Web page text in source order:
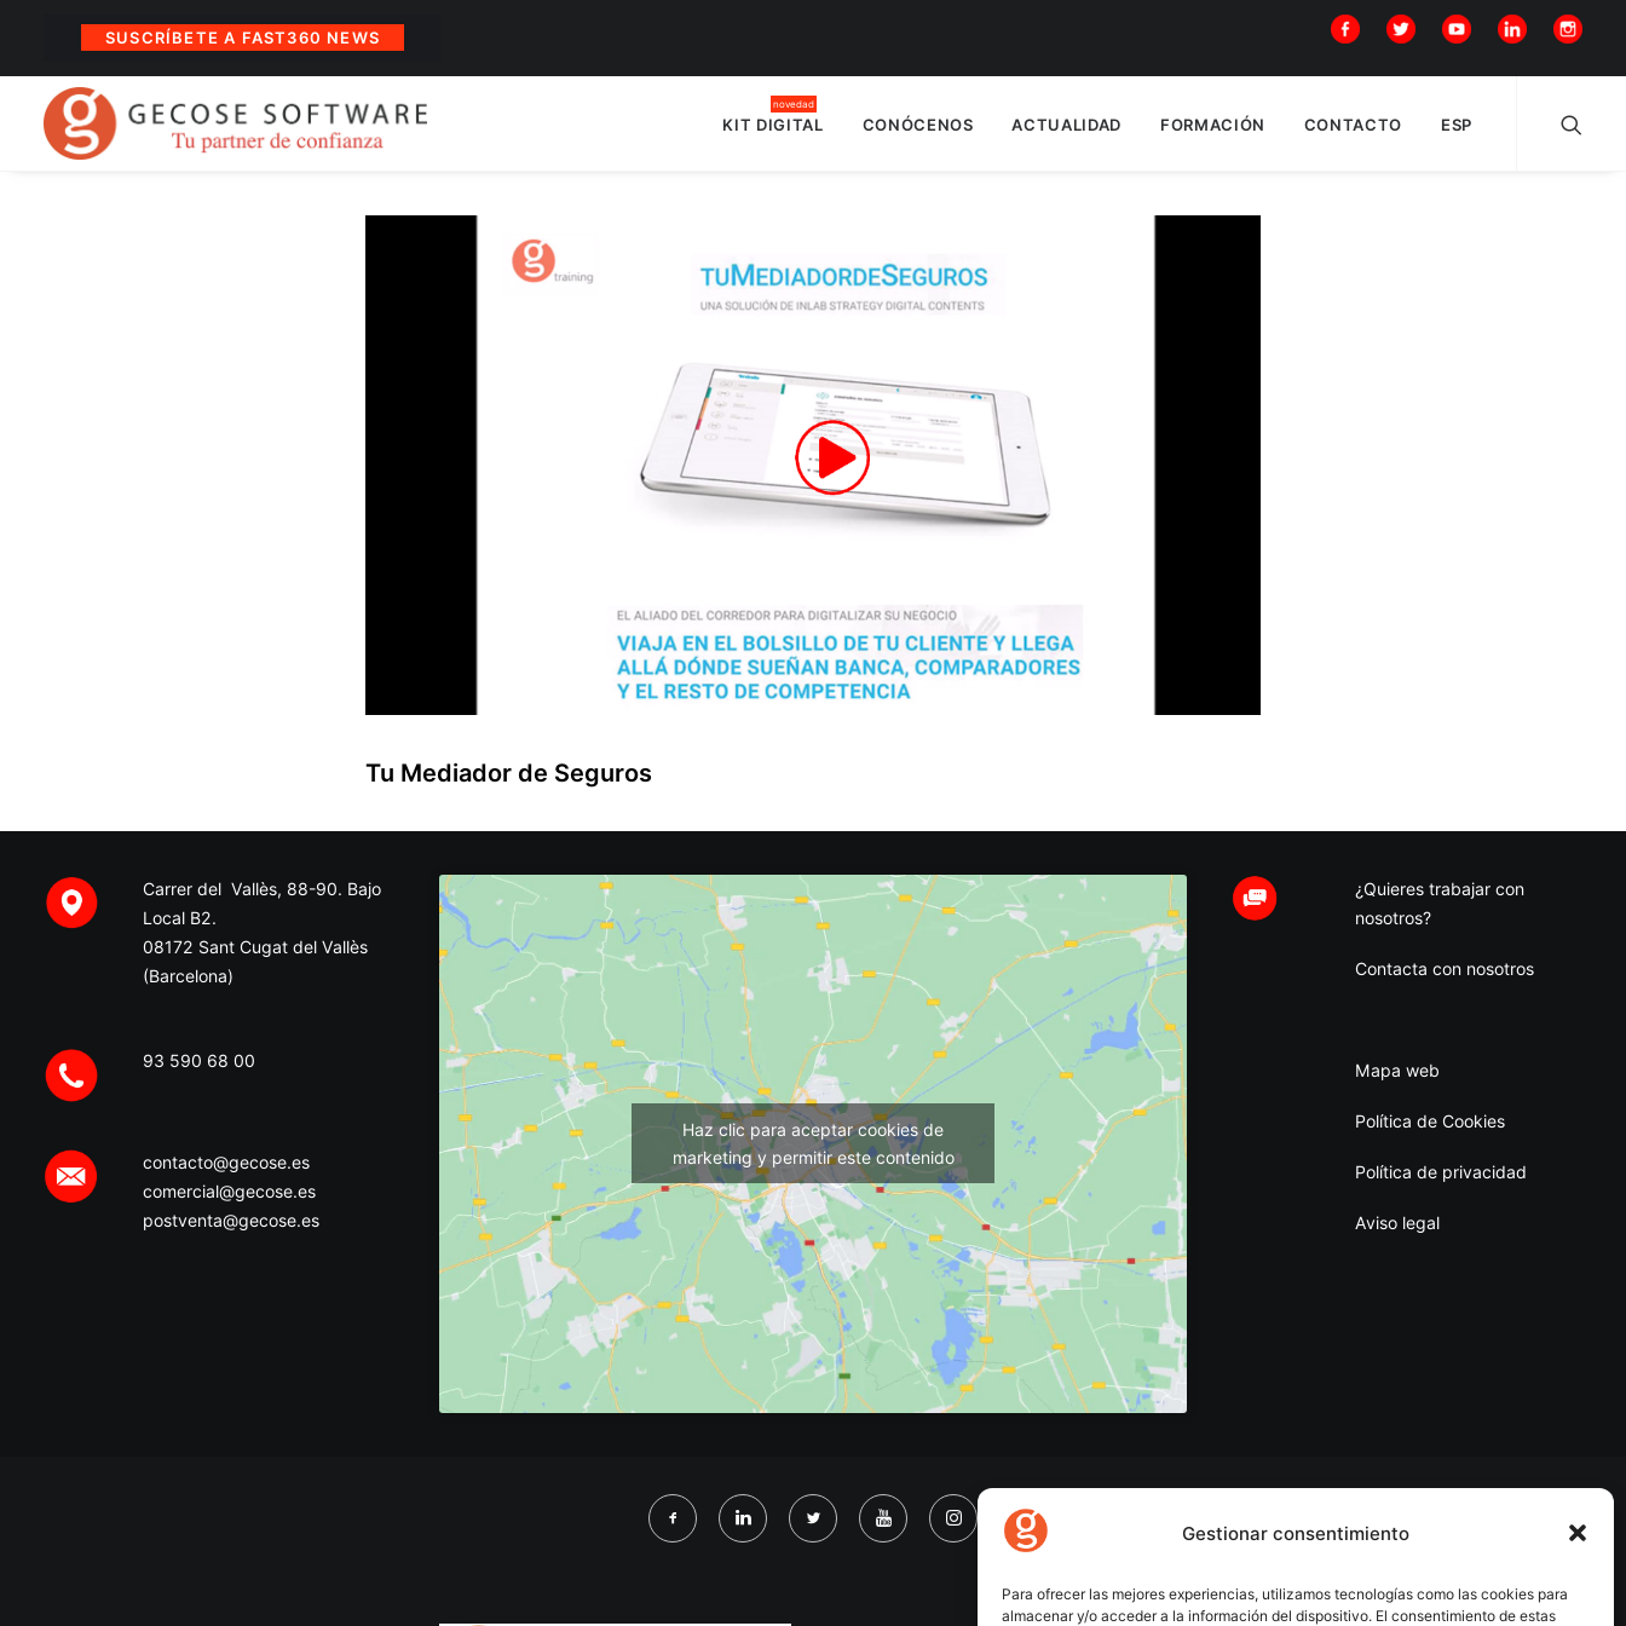
Gestionar consentimiento
Para ofrecer las mejores experiencias, utilizamos tecnologías como las cookies para
almacenar y/o acceder a la información del dispositivo. El consentimiento de estas
SUSCRÍBETE A FAST360 NEWS
KIT DIGITAL CONÓCENOS ACTUALIDAD FORMACIÓN CONTACTO ESP
Tu Mediador de Seguros
Carrer del Vallès, 88-90. Bajo
Local B2.
08172 Sant Cugat del Vallès
(Barcelona)
93 590 68 00
contacto@gecose.es
comercial@gecose.es
postventa@gecose.es
Haz clic para aceptar cookies de
marketing y permitir este contenido
¿Quieres trabajar con
nosotros?
Contacta con nosotros
Mapa web
Política de Cookies
Política de privacidad
Aviso legal